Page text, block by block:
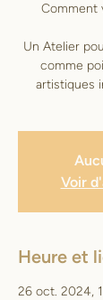
Comment
Un Atelier
comme
artistiques
Voir
Heure et
26 oct. 2024,